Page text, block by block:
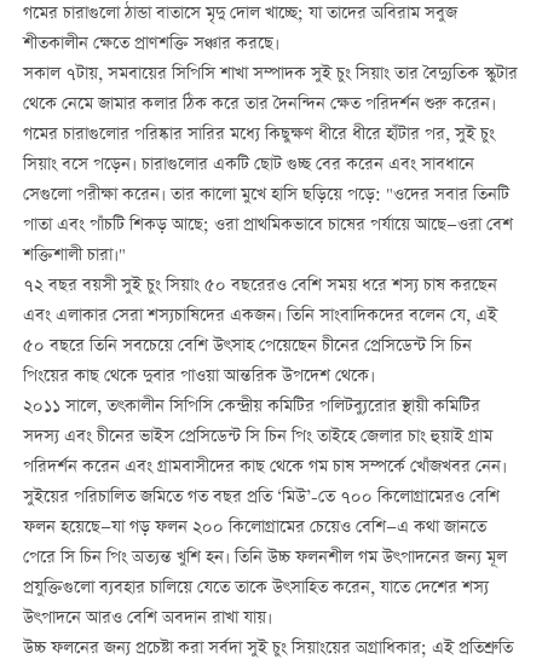
গমের চারাগুলো ঠান্ডা বাতাসে মৃদু দোল খাচ্ছে; যা তাদের অবিরাম সবুজ
শীতকালীন ক্ষেতে প্রাণশক্তি সঞ্চার করছে।
সকাল ৭টায়, সমবায়ের সিপিসি শাখা সম্পাদক সুই চুং সিয়াং তার বৈদ্যুতিক স্কুটার
থেকে নেমে জামার কলার ঠিক করে তার দৈনন্দিন ক্ষেত পরিদর্শন শুরু করেন।
গমের চারাগুলোর পরিষ্কার সারির মধ্যে কিছুক্ষণ ধীরে ধীরে হাঁটার পর, সুই চুং
সিয়াং বসে পড়েন। চারাগুলোর একটি ছোট গুচ্ছ বের করেন এবং সাবধানে
সেগুলো পরীক্ষা করেন। তার কালো মুখে হাসি ছড়িয়ে পড়ে: "ওদের সবার তিনটি
পাতা এবং পাঁচটি শিকড় আছে; ওরা প্রাথমিকভাবে চাষের পর্যায়ে আছে—ওরা বেশ
শক্তিশালী চারা।"
৭২ বছর বয়সী সুই চুং সিয়াং ৫০ বছরেরও বেশি সময় ধরে শস্য চাষ করছেন
এবং এলাকার সেরা শস্যচাষিদের একজন। তিনি সাংবাদিকদের বলেন যে, এই
৫০ বছরে তিনি সবচেয়ে বেশি উৎসাহ পেয়েছেন চীনের প্রেসিডেন্ট সি চিন
পিংয়ের কাছ থেকে দুবার পাওয়া আন্তরিক উপদেশ থেকে।
২০১১ সালে, তৎকালীন সিপিসি কেন্দ্রীয় কমিটির পলিটব্যুরোর স্থায়ী কমিটির
সদস্য এবং চীনের ভাইস প্রেসিডেন্ট সি চিন পিং তাইহে জেলার চাং হুয়াই গ্রাম
পরিদর্শন করেন এবং গ্রামবাসীদের কাছ থেকে গম চাষ সম্পর্কে খোঁজখবর নেন।
সুইয়ের পরিচালিত জমিতে গত বছর প্রতি ‘মিউ’-তে ৭০০ কিলোগ্রামেরও বেশি
ফলন হয়েছে—যা গড় ফলন ২০০ কিলোগ্রামের চেয়েও বেশি—এ কথা জানতে
পেরে সি চিন পিং অত্যন্ত খুশি হন। তিনি উচ্চ ফলনশীল গম উৎপাদনের জন্য মূল
প্রযুক্তিগুলো ব্যবহার চালিয়ে যেতে তাকে উৎসাহিত করেন, যাতে দেশের শস্য
উৎপাদনে আরও বেশি অবদান রাখা যায়।
উচ্চ ফলনের জন্য প্রচেষ্টা করা সর্বদা সুই চুং সিয়াংয়ের অগ্রাধিকার; এই প্রতিশ্রুতি